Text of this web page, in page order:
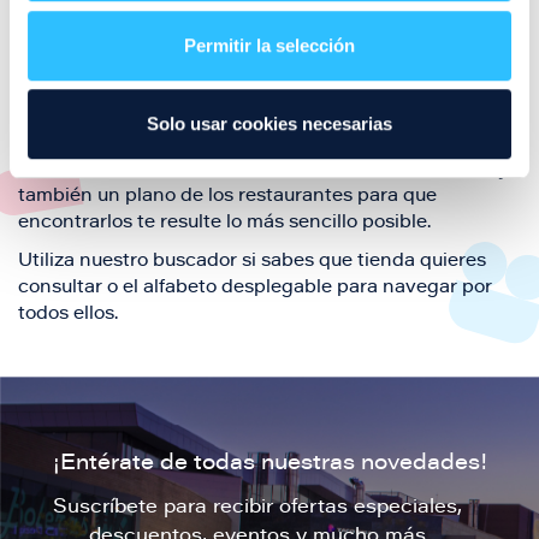
Permitir la selección
Solo usar cookies necesarias
también de nuestra oferta de ocio y shopping durante
tu visita.
El este directorio de restaurantes de Puerto Venecia
también un plano de los restaurantes para que
encontrarlos te resulte lo más sencillo posible.
Utiliza nuestro buscador si sabes que tienda quieres
consultar o el alfabeto desplegable para navegar por
todos ellos.
¡Entérate de todas nuestras novedades!
Suscríbete para recibir ofertas especiales,